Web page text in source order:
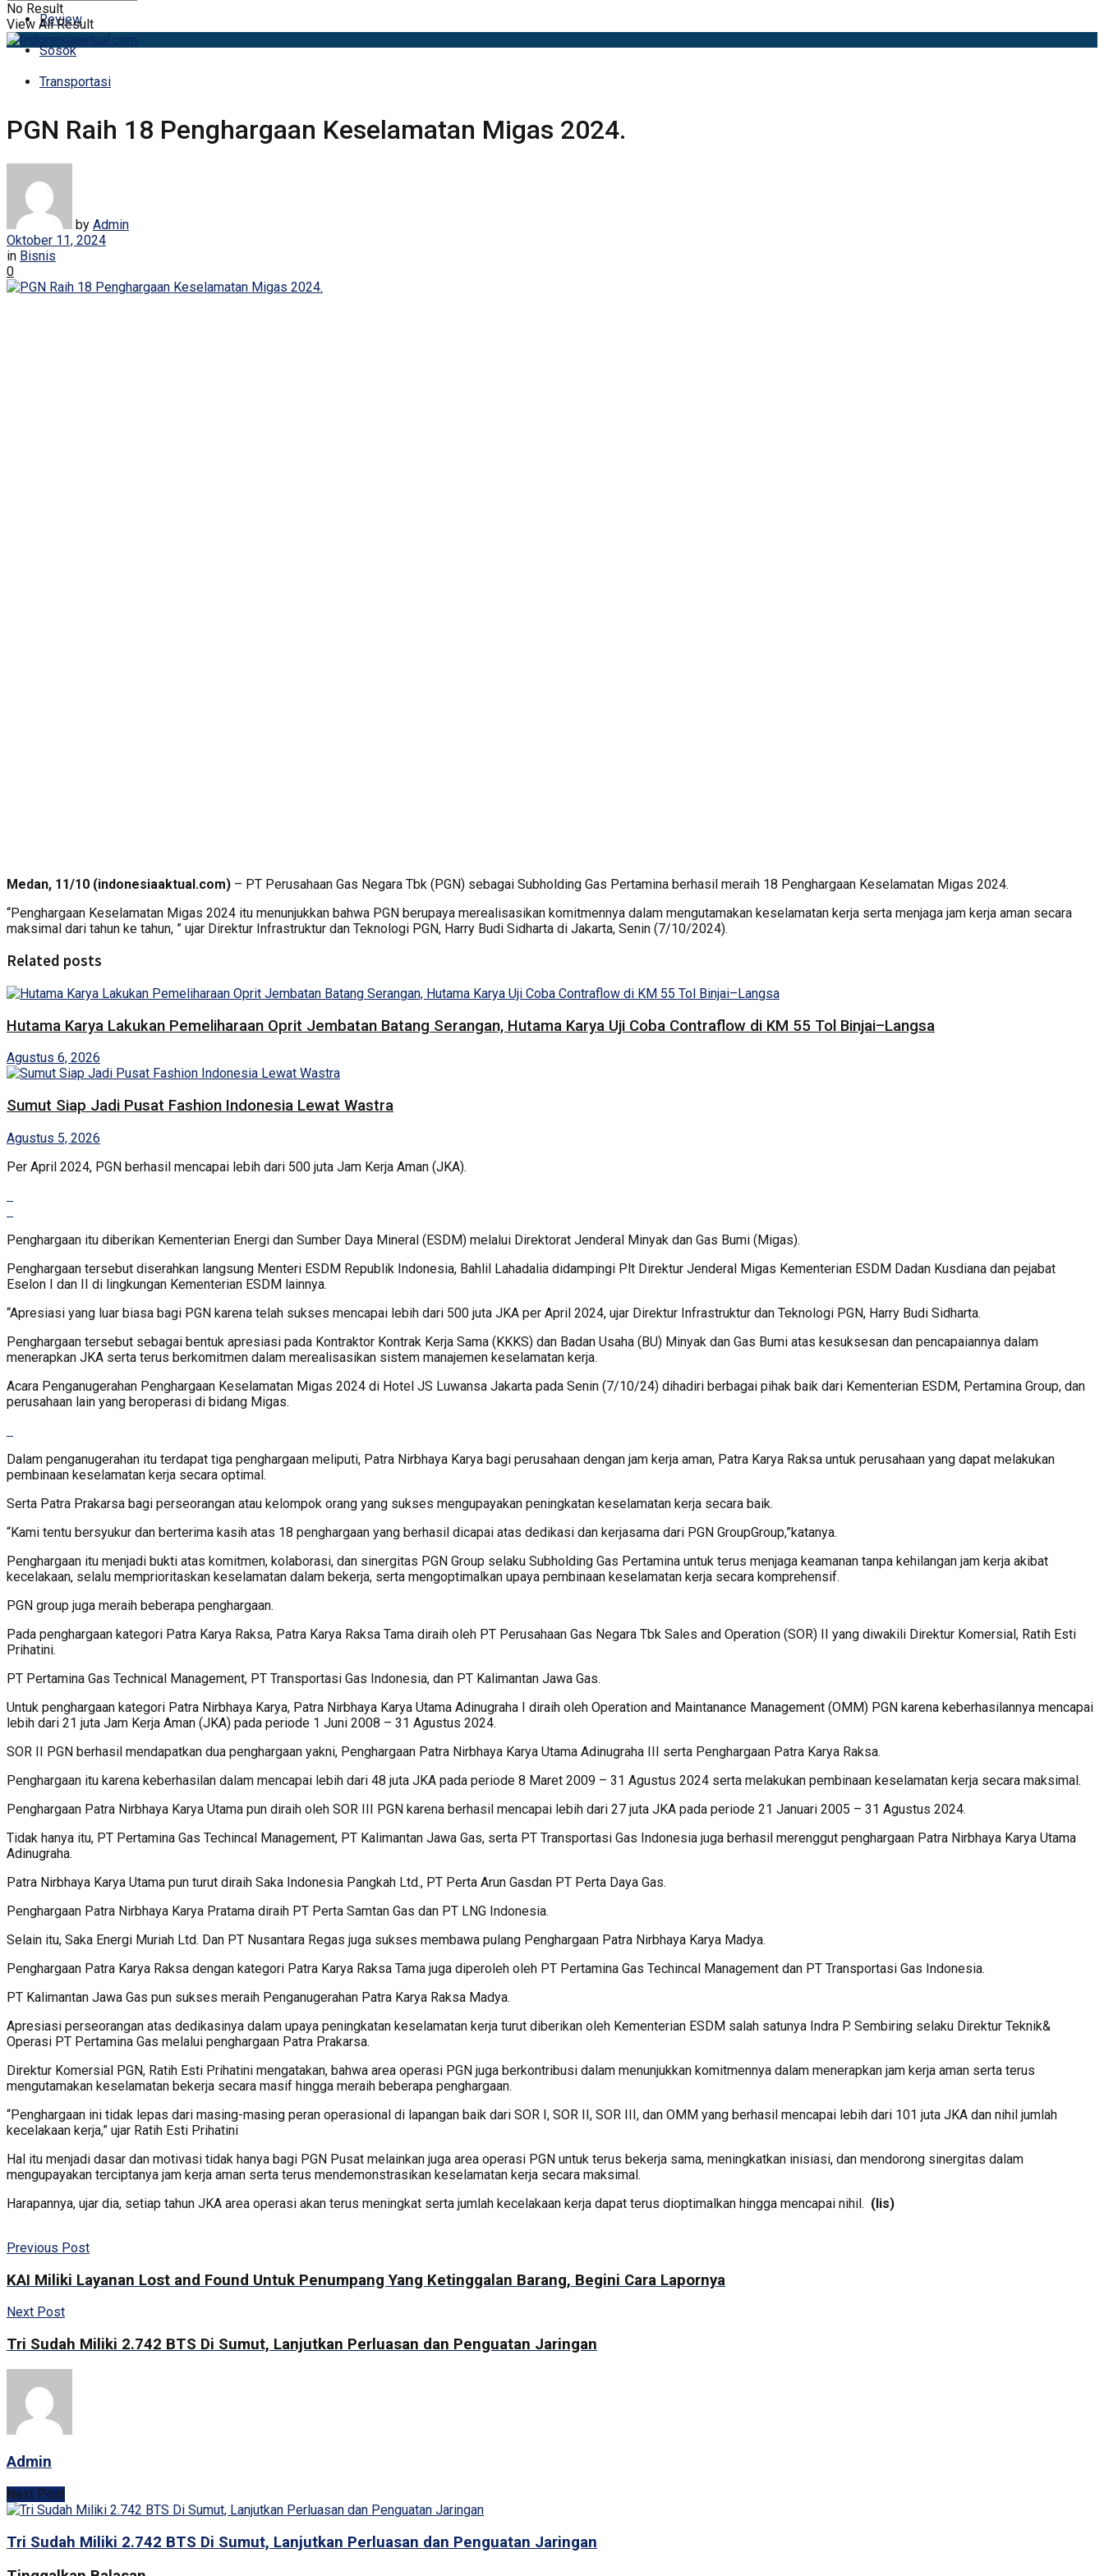
Review
Sosok
Transportasi
No Result
View All Result
PGN Raih 18 Penghargaan Keselamatan Migas 2024.
by Admin
Oktober 11, 2024
in Bisnis
0
Medan, 11/10 (indonesiaaktual.com) – PT Perusahaan Gas Negara Tbk (PGN) sebagai Subholding Gas Pertamina berhasil meraih 18 Penghargaan Keselamatan Migas 2024.
“Penghargaan Keselamatan Migas 2024 itu menunjukkan bahwa PGN berupaya merealisasikan komitmennya dalam mengutamakan keselamatan kerja serta menjaga jam kerja aman secara
maksimal dari tahun ke tahun, ” ujar Direktur Infrastruktur dan Teknologi PGN, Harry Budi Sidharta di Jakarta, Senin (7/10/2024).
Related posts
Hutama Karya Lakukan Pemeliharaan Oprit Jembatan Batang Serangan, Hutama Karya Uji Coba Contraflow di KM 55 Tol Binjai–Langsa
Agustus 6, 2026
Sumut Siap Jadi Pusat Fashion Indonesia Lewat Wastra
Agustus 5, 2026
Per April 2024, PGN berhasil mencapai lebih dari 500 juta Jam Kerja Aman (JKA).
Penghargaan itu diberikan Kementerian Energi dan Sumber Daya Mineral (ESDM) melalui Direktorat Jenderal Minyak dan Gas Bumi (Migas).
Penghargaan tersebut diserahkan langsung Menteri ESDM Republik Indonesia, Bahlil Lahadalia didampingi Plt Direktur Jenderal Migas Kementerian ESDM Dadan Kusdiana dan pejabat
Eselon I dan II di lingkungan Kementerian ESDM lainnya.
“Apresiasi yang luar biasa bagi PGN karena telah sukses mencapai lebih dari 500 juta JKA per April 2024, ujar Direktur Infrastruktur dan Teknologi PGN, Harry Budi Sidharta.
Penghargaan tersebut sebagai bentuk apresiasi pada Kontraktor Kontrak Kerja Sama (KKKS) dan Badan Usaha (BU) Minyak dan Gas Bumi atas kesuksesan dan pencapaiannya dalam
menerapkan JKA serta terus berkomitmen dalam merealisasikan sistem manajemen keselamatan kerja.
Acara Penganugerahan Penghargaan Keselamatan Migas 2024 di Hotel JS Luwansa Jakarta pada Senin (7/10/24) dihadiri berbagai pihak baik dari Kementerian ESDM, Pertamina Group, dan
perusahaan lain yang beroperasi di bidang Migas.
Dalam penganugerahan itu terdapat tiga penghargaan meliputi, Patra Nirbhaya Karya bagi perusahaan dengan jam kerja aman, Patra Karya Raksa untuk perusahaan yang dapat melakukan
pembinaan keselamatan kerja secara optimal.
Serta Patra Prakarsa bagi perseorangan atau kelompok orang yang sukses mengupayakan peningkatan keselamatan kerja secara baik.
“Kami tentu bersyukur dan berterima kasih atas 18 penghargaan yang berhasil dicapai atas dedikasi dan kerjasama dari PGN GroupGroup,”katanya.
Penghargaan itu menjadi bukti atas komitmen, kolaborasi, dan sinergitas PGN Group selaku Subholding Gas Pertamina untuk terus menjaga keamanan tanpa kehilangan jam kerja akibat
kecelakaan, selalu memprioritaskan keselamatan dalam bekerja, serta mengoptimalkan upaya pembinaan keselamatan kerja secara komprehensif.
PGN group juga meraih beberapa penghargaan.
Pada penghargaan kategori Patra Karya Raksa, Patra Karya Raksa Tama diraih oleh PT Perusahaan Gas Negara Tbk Sales and Operation (SOR) II yang diwakili Direktur Komersial, Ratih Esti
Prihatini.
PT Pertamina Gas Technical Management, PT Transportasi Gas Indonesia, dan PT Kalimantan Jawa Gas.
Untuk penghargaan kategori Patra Nirbhaya Karya, Patra Nirbhaya Karya Utama Adinugraha I diraih oleh Operation and Maintanance Management (OMM) PGN karena keberhasilannya mencapai
lebih dari 21 juta Jam Kerja Aman (JKA) pada periode 1 Juni 2008 – 31 Agustus 2024.
SOR II PGN berhasil mendapatkan dua penghargaan yakni, Penghargaan Patra Nirbhaya Karya Utama Adinugraha III serta Penghargaan Patra Karya Raksa.
Penghargaan itu karena keberhasilan dalam mencapai lebih dari 48 juta JKA pada periode 8 Maret 2009 – 31 Agustus 2024 serta melakukan pembinaan keselamatan kerja secara maksimal.
Penghargaan Patra Nirbhaya Karya Utama pun diraih oleh SOR III PGN karena berhasil mencapai lebih dari 27 juta JKA pada periode 21 Januari 2005 – 31 Agustus 2024.
Tidak hanya itu, ⁠PT Pertamina Gas Techincal Management, PT Kalimantan Jawa Gas, serta PT Transportasi Gas Indonesia juga berhasil merenggut penghargaan Patra Nirbhaya Karya Utama
Adinugraha.
Patra Nirbhaya Karya Utama pun turut diraih Saka Indonesia Pangkah Ltd., PT Perta Arun Gasdan ⁠PT Perta Daya Gas.
Penghargaan Patra Nirbhaya Karya Pratama diraih PT Perta Samtan Gas dan PT LNG Indonesia.
Selain itu, Saka Energi Muriah Ltd. Dan PT Nusantara Regas juga sukses membawa pulang Penghargaan Patra Nirbhaya Karya Madya.
Penghargaan Patra Karya Raksa dengan kategori Patra Karya Raksa Tama juga diperoleh oleh PT Pertamina Gas Techincal Management dan PT Transportasi Gas Indonesia.
PT Kalimantan Jawa Gas pun sukses meraih Penganugerahan Patra Karya Raksa Madya.
Apresiasi perseorangan atas dedikasinya dalam upaya peningkatan keselamatan kerja turut diberikan oleh Kementerian ESDM salah satunya Indra P. Sembiring selaku Direktur Teknik&
Operasi PT Pertamina Gas melalui penghargaan Patra Prakarsa.
Direktur Komersial PGN, Ratih Esti Prihatini mengatakan, bahwa area operasi PGN juga berkontribusi dalam menunjukkan komitmennya dalam menerapkan jam kerja aman serta terus
mengutamakan keselamatan bekerja secara masif hingga meraih beberapa penghargaan.
“Penghargaan ini tidak lepas dari masing-masing peran operasional di lapangan baik dari SOR I, SOR II, SOR III, dan OMM yang berhasil mencapai lebih dari 101 juta JKA dan nihil jumlah
kecelakaan kerja,” ujar Ratih Esti Prihatini
Hal itu menjadi dasar dan motivasi tidak hanya bagi PGN Pusat melainkan juga area operasi PGN untuk terus bekerja sama, meningkatkan inisiasi, dan mendorong sinergitas dalam
mengupayakan terciptanya jam kerja aman serta terus mendemonstrasikan keselamatan kerja secara maksimal.
Harapannya, ujar dia, setiap tahun JKA area operasi akan terus meningkat serta jumlah kecelakaan kerja dapat terus dioptimalkan hingga mencapai nihil. (lis)
Previous Post
KAI Miliki Layanan Lost and Found Untuk Penumpang Yang Ketinggalan Barang, Begini Cara Lapornya
Next Post
Tri Sudah Miliki 2.742 BTS Di Sumut, Lanjutkan Perluasan dan Penguatan Jaringan
Admin
Next Post
Tri Sudah Miliki 2.742 BTS Di Sumut, Lanjutkan Perluasan dan Penguatan Jaringan